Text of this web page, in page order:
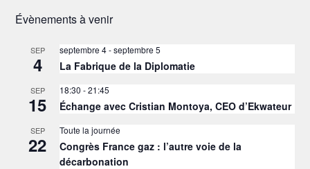
Évènements à venir
SEP
4
septembre 4-septembre 5
La Fabrique de la Diplomatie
SEP
15
18:30 -21:45
Échange avec Cristian Montoya, CEO d’Ekwateur
SEP
22
Toute la journée
Congrès France gaz : l’autre voie de la
décarbonation